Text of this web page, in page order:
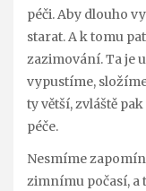
péči. Aby dlouho
starat. A k tomu
zazimování. Ta je
vypustíme,
ty větší, zvláště
péče.
Nesmíme
zimnímu počasí, a